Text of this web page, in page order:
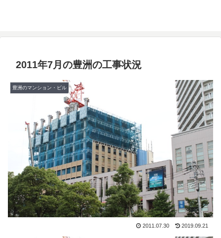
2011年7月の豊洲の工事状況
豊洲のマンション・ビル
2011.07.30 2019.09.21